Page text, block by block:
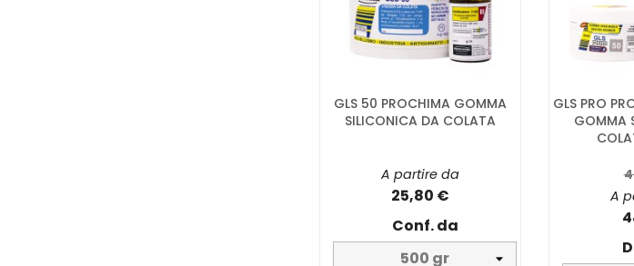
GLS 50 PROCHIMA GOMMA
SILICONICA DA COLATA
A partire da
25,80 €
Conf. da
GLS PRO
GOMMA
A